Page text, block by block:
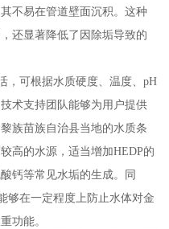
不易在管道壁面沉积。这种
还显著降低了因除垢导致的
，可根据水质硬度、温度、pH
术支持团队能够为用户提供
族苗族自治县当地的水质条
高的水源，适当增加HEDP的
钙等常见水垢的生成。同
够在一定程度上防止水体对金
功能。